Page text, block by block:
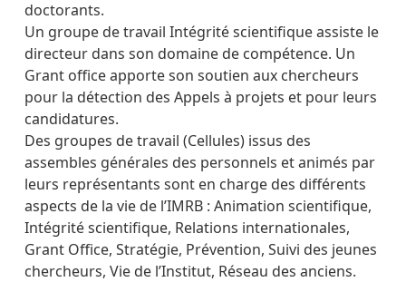
doctorants.
Un groupe de travail Intégrité scientifique assiste le
directeur dans son domaine de compétence. Un
Grant office apporte son soutien aux chercheurs
pour la détection des Appels à projets et pour leurs
candidatures.
Des groupes de travail (Cellules) issus des
assembles générales des personnels et animés par
leurs représentants sont en charge des différents
aspects de la vie de l’IMRB : Animation scientifique,
Intégrité scientifique, Relations internationales,
Grant Office, Stratégie, Prévention, Suivi des jeunes
chercheurs, Vie de l’Institut, Réseau des anciens.